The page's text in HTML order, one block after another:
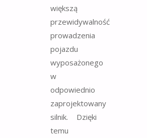
większą
przewidywalność
prowadzenia
pojazdu
wyposażonego
w
odpowiednio
zaprojektowany
silnik. Dzięki
temu